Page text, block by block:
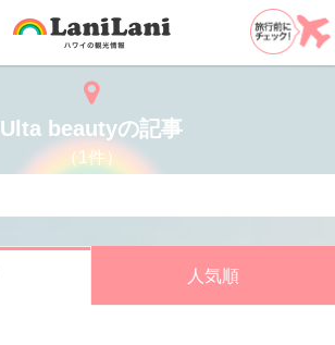
Ulta beautyの記事
（1件）
人気順